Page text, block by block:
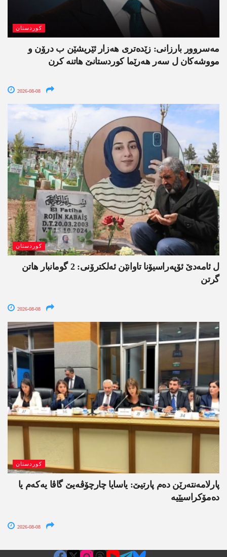
کوردستان
مەسروور بارزانی: زێدەتری ھەزار ئێریشێن ب درۆن و
مووشەکان ل سەر ھەرێما کوردستانێ ھاتنە کرن
2026-08-08
کوردستان
ل ئامەدێ ئۆپەراسیۆنا تاوانێن ئەلکترۆنی: 2 گومانبار ھاتن
گرتن
2026-08-08
کوردستان
پارلامەنتەرێن دەم پارتیێ: یاسایا چارچۆڤەیێ گاڤا یەکەم یا
دەمۆکراسیێیە
2026-08-08